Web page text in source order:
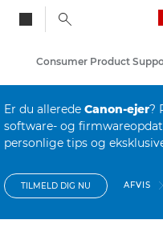
Consumer Product
Er du allerede Canon-ejer?
software- og
personlige tips og
TILMELD DIG NU AFVIS